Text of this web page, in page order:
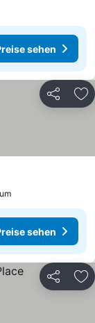
sehen
Teilen
sehen
Teilen